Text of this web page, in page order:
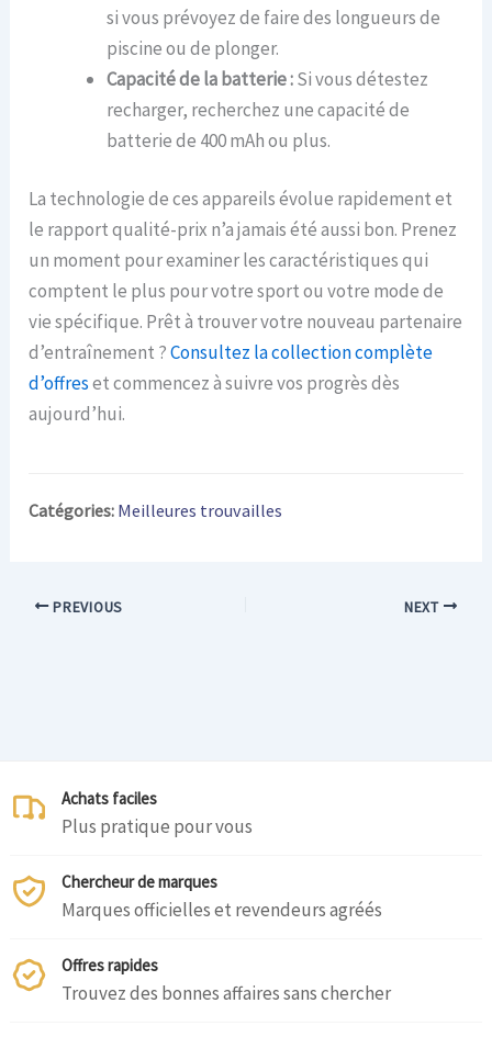
si vous prévoyez de faire des longueurs de
piscine ou de plonger.
Capacité de la batterie :Si vous détestez
recharger, recherchez une capacité de
batterie de 400 mAh ou plus.
La technologie de ces appareils évolue rapidement et
le rapport qualité-prix n’a jamais été aussi bon. Prenez
un moment pour examiner les caractéristiques qui
comptent le plus pour votre sport ou votre mode de
vie spécifique. Prêt à trouver votre nouveau partenaire
d’entraînement ?Consultez la collection complète
d’offreset commencez à suivre vos progrès dès
aujourd’hui.
Catégories: Meilleures trouvailles
PREVIOUS NEXT
Achats faciles
Plus pratique pour vous
Chercheur de marques
Marques officielles et revendeurs agréés
Offres rapides
Trouvez des bonnes affaires sans chercher